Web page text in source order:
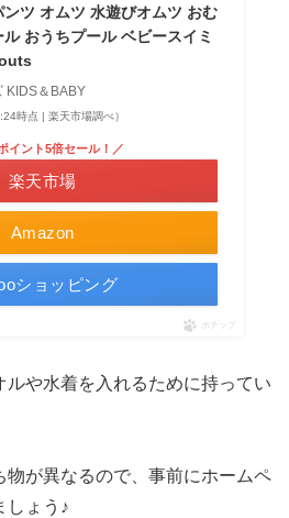
ツ オムツ 水遊びオムツ おむ
おうちプール ベビースイミ
KIDS＆BABY
時点 | 楽天市場調べ）
Amazon
イント5倍セール！／
楽天市場
ショッピング
ポチップ
ルや水着を入れるために持ってい
物が異なるので、事前にホームペ
しょう♪